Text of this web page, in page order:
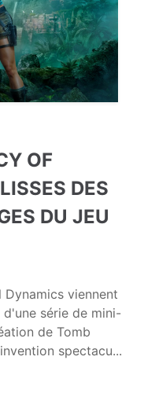
OF
DES
DU JEU
viennent
série de mini-
de Tomb
spectacu...